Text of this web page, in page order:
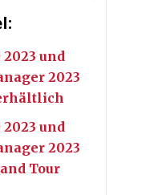
und
2023
und
2023
Tour